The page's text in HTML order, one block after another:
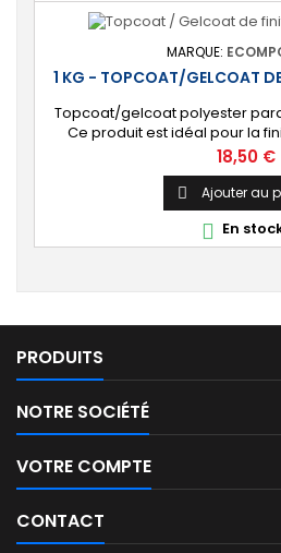
MARQUE:
1 KG - TOPCOAT/GELCOAT
Topcoat/gelcoat polyester
Ce produit est idéal pour la
l’étanchéité de tout
bateau, pièce technique,
de qualité] Fournit une couche
et uniforme qui protège
de votre
Prix
18,50 €
 Ajouter au
 En
PRODUITS
NOTRE SOCIÉTÉ
VOTRE COMPTE
CONTACT